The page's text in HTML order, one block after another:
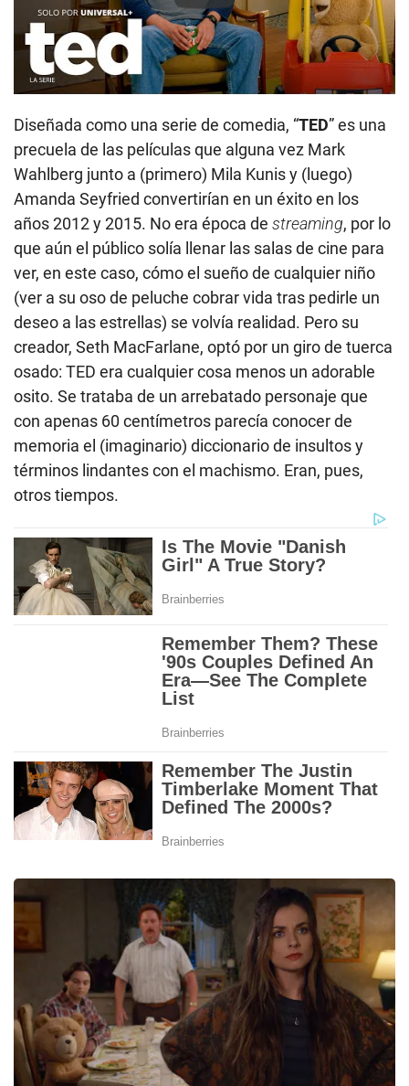
Diseñada como una serie de comedia, “TED” es una
precuela de las películas que alguna vez Mark
Wahlberg junto a (primero) Mila Kunis y (luego)
Amanda Seyfried convertirían en un éxito en los
años 2012 y 2015. No era época de streaming, por lo
que aún el público solía llenar las salas de cine para
ver, en este caso, cómo el sueño de cualquier niño
(ver a su oso de peluche cobrar vida tras pedirle un
deseo a las estrellas) se volvía realidad. Pero su
creador, Seth MacFarlane, optó por un giro de tuerca
osado: TED era cualquier cosa menos un adorable
osito. Se trataba de un arrebatado personaje que
con apenas 60 centímetros parecía conocer de
memoria el (imaginario) diccionario de insultos y
términos lindantes con el machismo. Eran, pues,
otros tiempos.